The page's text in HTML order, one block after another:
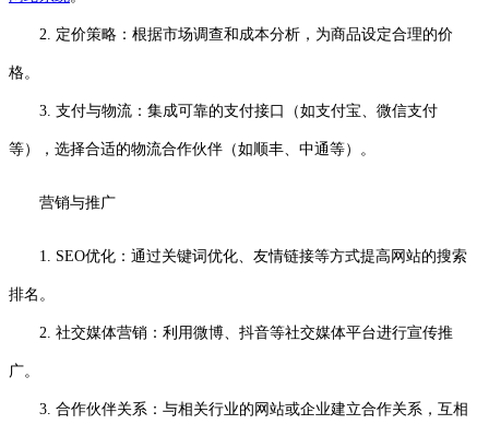
2. 定价策略：根据市场调查和成本分析，为商品设定合理的价
格。
3. 支付与物流：集成可靠的支付接口（如支付宝、微信支付
等），选择合适的物流合作伙伴（如顺丰、中通等）。
营销与推广
1. SEO优化：通过关键词优化、友情链接等方式提高网站的搜索
排名。
2. 社交媒体营销：利用微博、抖音等社交媒体平台进行宣传推
广。
3. 合作伙伴关系：与相关行业的网站或企业建立合作关系，互相